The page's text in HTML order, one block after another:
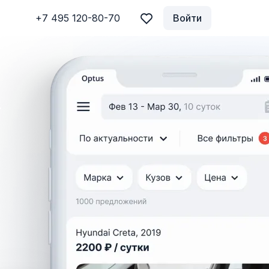
+7 495 120-80-70 Войти